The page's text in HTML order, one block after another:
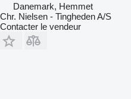
Danemark, Hemmet
Chr. Nielsen - Tingheden A/S
Contacter le vendeur